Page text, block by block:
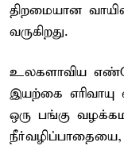
திறமையான
வருகிறது.
உலகளாவிய
இயற்கை எரிவாயு
ஒரு பங்கு